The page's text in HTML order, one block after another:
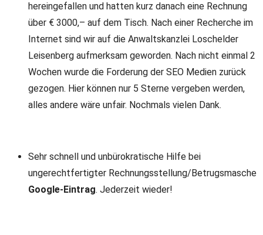
hereingefallen und hatten kurz danach eine Rechnung
über € 3000,– auf dem Tisch. Nach einer Recherche im
Internet sind wir auf die Anwaltskanzlei Loschelder
Leisenberg aufmerksam geworden. Nach nicht einmal 2
Wochen wurde die Forderung der SEO Medien zurück
gezogen. Hier können nur 5 Sterne vergeben werden,
alles andere wäre unfair. Nochmals vielen Dank.
Sehr schnell und unbürokratische Hilfe bei
ungerechtfertigter Rechnungsstellung/Betrugsmasche
Google-Eintrag. Jederzeit wieder!